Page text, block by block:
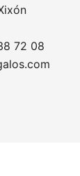
72 08